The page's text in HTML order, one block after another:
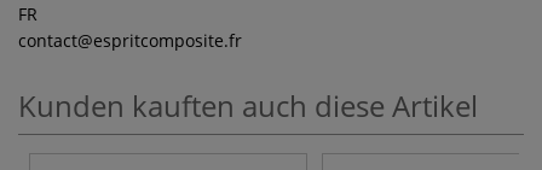
FR
contact@espritcomposite.fr
Kunden kauften auch diese Artikel